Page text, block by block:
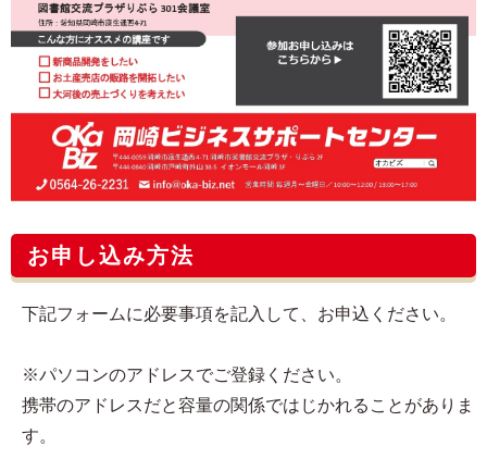
お申し込み方法
下記フォームに必要事項を記入して、お申込ください。
※パソコンのアドレスでご登録ください。
携帯のアドレスだと容量の関係ではじかれることがありま
す。